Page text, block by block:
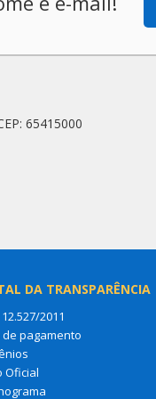
65415000
DA TRANSPARÊNCIA
2011
de pagamento
Oficial